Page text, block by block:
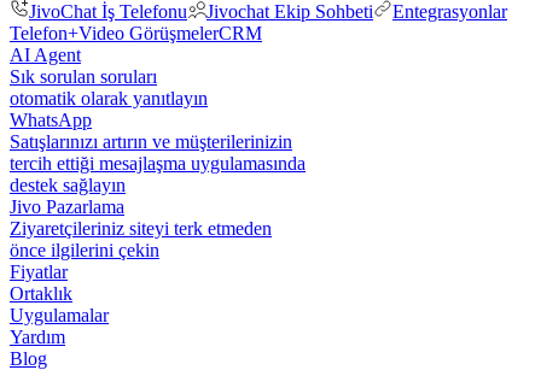
JivoChat İş Telefonu
Jivochat Ekip Sohbeti
Entegrasyonlar
Telefon+Video GörüşmelerCRM
AI Agent
Sık sorulan soruları
otomatik olarak yanıtlayın
WhatsApp
Satışlarınızı artırın ve müşterilerinizin
tercih ettiği mesajlaşma uygulamasında
destek sağlayın
Jivo Pazarlama
Ziyaretçileriniz siteyi terk etmeden
önce ilgilerini çekin
Fiyatlar
Ortaklık
Uygulamalar
Yardım
Blog